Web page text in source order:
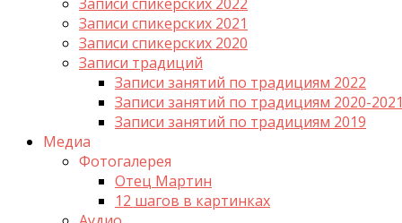
Записи спикерских 2021
Записи спикерских 2020
Записи традиций
Записи занятий по традициям 2022
Записи занятий по традициям 2020-2021
Записи занятий по традициям 2019
Медиа
Фотогалерея
Отец Мартин
12 шагов в картинках